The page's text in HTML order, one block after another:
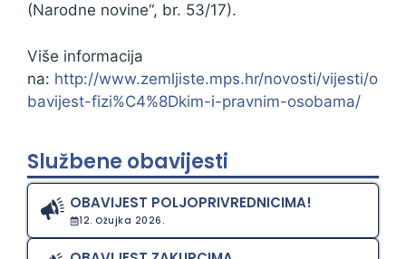
(Narodne novine“, br. 53/17).
Više informacija
na: http://www.zemljiste.mps.hr/novosti/vijesti/o
bavijest-fizi%C4%8Dkim-i-pravnim-osobama/
Službene obavijesti
OBAVIJEST POLJOPRIVREDNICIMA!
12. Ožujka 2026.